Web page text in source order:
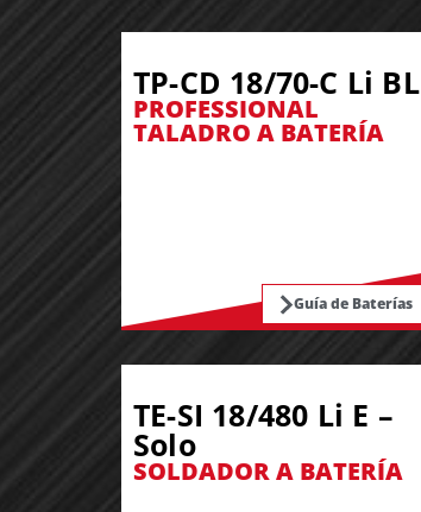
TP-CD 18/70-C Li BL
PROFESSIONAL
TALADRO A BATERÍA
Guía de Baterías
TE-SI 18/480 Li E –
Solo
SOLDADOR A BATERÍA